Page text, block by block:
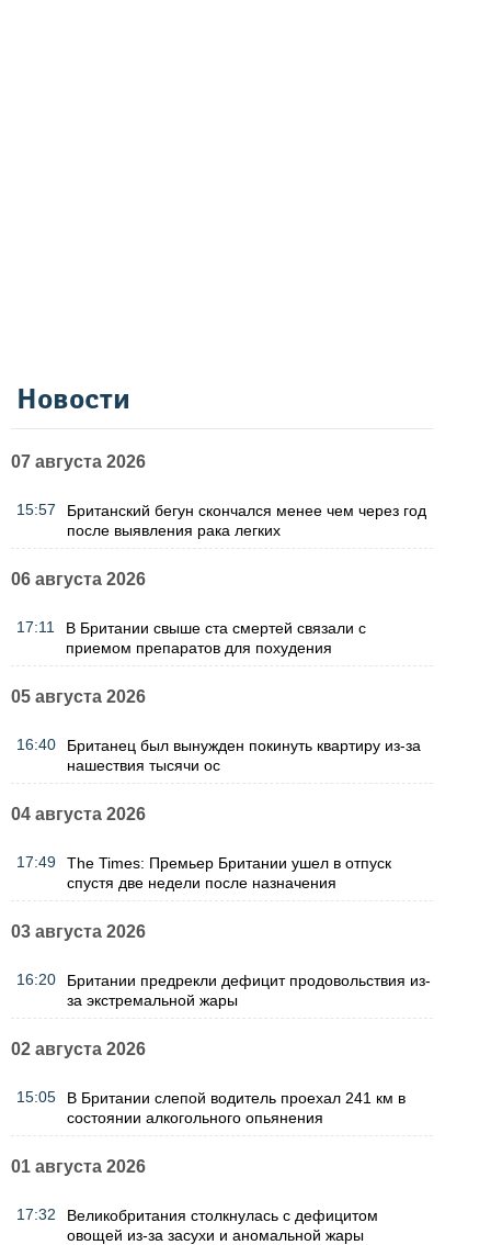
Новости
07 августа 2026
15:57
Британский бегун скончался менее чем через год
после выявления рака легких
06 августа 2026
17:11
В Британии свыше ста смертей связали с
приемом препаратов для похудения
05 августа 2026
16:40
Британец был вынужден покинуть квартиру из-за
нашествия тысячи ос
04 августа 2026
17:49
The Times: Премьер Британии ушел в отпуск
спустя две недели после назначения
03 августа 2026
16:20
Британии предрекли дефицит продовольствия из-
за экстремальной жары
02 августа 2026
15:05
В Британии слепой водитель проехал 241 км в
состоянии алкогольного опьянения
01 августа 2026
17:32
Великобритания столкнулась с дефицитом
овощей из-за засухи и аномальной жары